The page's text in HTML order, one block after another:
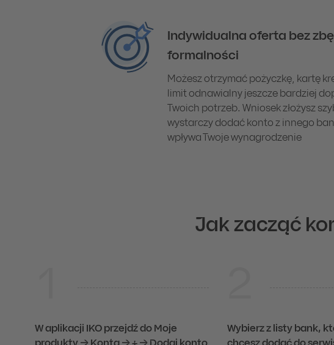
Indywidualna oferta bez
formalności
Możesz otrzymać pożyczkę, kartę
limit odnawialny jeszcze bardziej
Twoich potrzeb. Wniosek złożysz
wystarczy dodać konto z innego
wpływa Twoje wynagrodzenie
Jak zacząć
W aplikacji IKO przejdź do Moje
Wybierz z listy bank,